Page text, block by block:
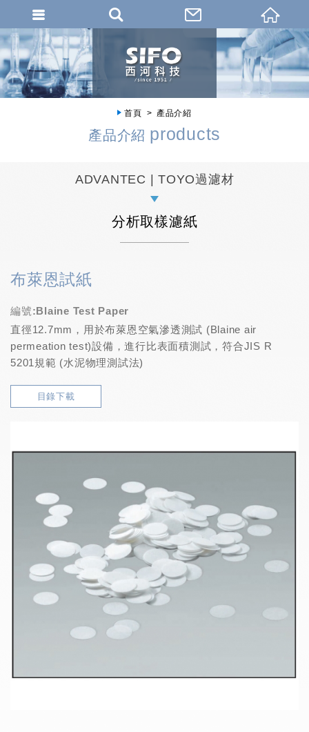
首頁 產品介紹
產品介紹 products
ADVANTEC | TOYO過濾材
分析取樣濾紙
布萊恩試紙
編號:Blaine Test Paper
直徑12.7mm，用於布萊恩空氣滲透測試 (Blaine air
permeation test)設備，進行比表面積測試，符合JIS R
5201規範 (水泥物理測試法)
目錄下載